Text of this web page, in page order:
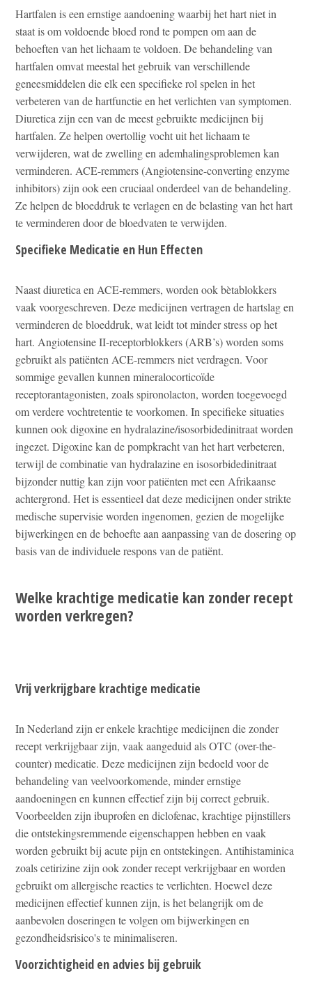
Hartfalen is een ernstige aandoening waarbij het hart niet in
staat is om voldoende bloed rond te pompen om aan de
behoeften van het lichaam te voldoen. De behandeling van
hartfalen omvat meestal het gebruik van verschillende
geneesmiddelen die elk een specifieke rol spelen in het
verbeteren van de hartfunctie en het verlichten van symptomen.
Diuretica zijn een van de meest gebruikte medicijnen bij
hartfalen. Ze helpen overtollig vocht uit het lichaam te
verwijderen, wat de zwelling en ademhalingsproblemen kan
verminderen. ACE-remmers (Angiotensine-converting enzyme
inhibitors) zijn ook een cruciaal onderdeel van de behandeling.
Ze helpen de bloeddruk te verlagen en de belasting van het hart
te verminderen door de bloedvaten te verwijden.
Specifieke Medicatie en Hun Effecten
Naast diuretica en ACE-remmers, worden ook bètablokkers
vaak voorgeschreven. Deze medicijnen vertragen de hartslag en
verminderen de bloeddruk, wat leidt tot minder stress op het
hart. Angiotensine II-receptorblokkers (ARB’s) worden soms
gebruikt als patiënten ACE-remmers niet verdragen. Voor
sommige gevallen kunnen mineralocorticoïde
receptorantagonisten, zoals spironolacton, worden toegevoegd
om verdere vochtretentie te voorkomen. In specifieke situaties
kunnen ook digoxine en hydralazine/isosorbidedinitraat worden
ingezet. Digoxine kan de pompkracht van het hart verbeteren,
terwijl de combinatie van hydralazine en isosorbidedinitraat
bijzonder nuttig kan zijn voor patiënten met een Afrikaanse
achtergrond. Het is essentieel dat deze medicijnen onder strikte
medische supervisie worden ingenomen, gezien de mogelijke
bijwerkingen en de behoefte aan aanpassing van de dosering op
basis van de individuele respons van de patiënt.
Welke krachtige medicatie kan zonder recept
worden verkregen?
Vrij verkrijgbare krachtige medicatie
In Nederland zijn er enkele krachtige medicijnen die zonder
recept verkrijgbaar zijn, vaak aangeduid als OTC (over-the-
counter) medicatie. Deze medicijnen zijn bedoeld voor de
behandeling van veelvoorkomende, minder ernstige
aandoeningen en kunnen effectief zijn bij correct gebruik.
Voorbeelden zijn ibuprofen en diclofenac, krachtige pijnstillers
die ontstekingsremmende eigenschappen hebben en vaak
worden gebruikt bij acute pijn en ontstekingen. Antihistaminica
zoals cetirizine zijn ook zonder recept verkrijgbaar en worden
gebruikt om allergische reacties te verlichten. Hoewel deze
medicijnen effectief kunnen zijn, is het belangrijk om de
aanbevolen doseringen te volgen om bijwerkingen en
gezondheidsrisico's te minimaliseren.
Voorzichtigheid en advies bij gebruik